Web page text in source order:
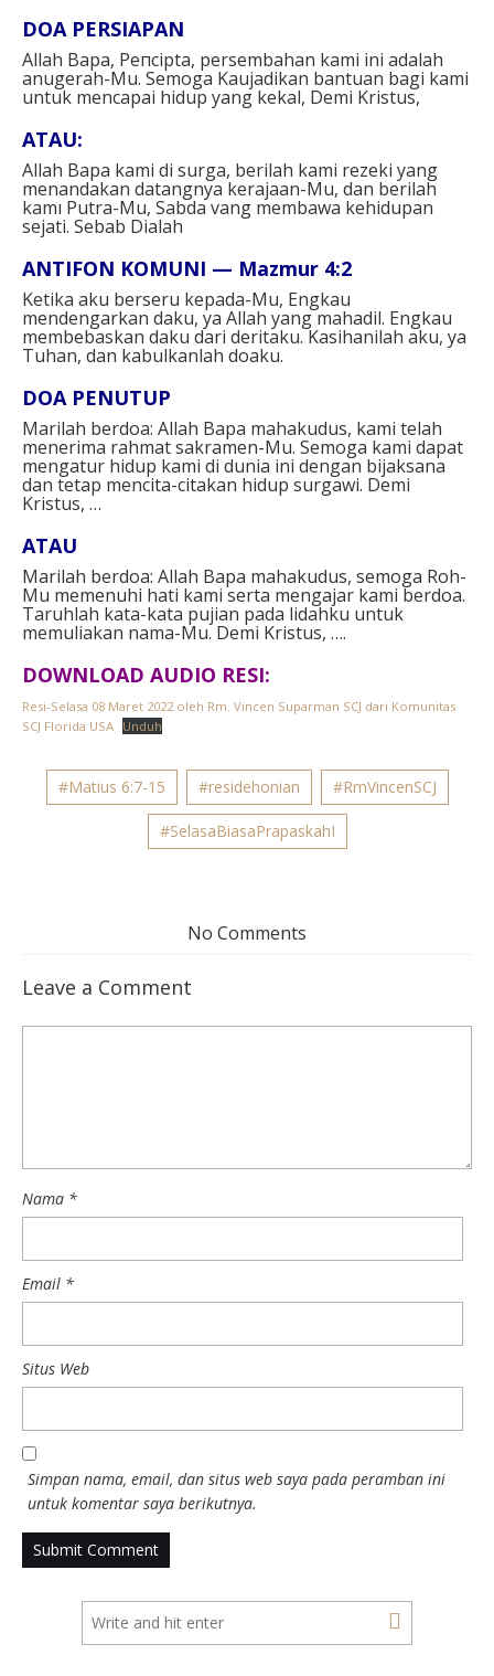
DOA PERSIAPAN⁣
Allah Bapa, Репсipta, persembahan kami ini adalah
anugerah-Mu. Semoga Kaujadikan bantuan bagi kami
untuk mencapai hidup yang kekal, Demi Kristus,⁣⁣
ATAU:⁣
Allah Bapa kami di surga, berilah kami rezeki yang
menandakan datangnya kerajaan-Mu, dan berilah
kamı Putra-Mu, Sabda vang membawa kehidupan
sejati. Sebab Dialah⁣⁣
ANTIFON KOMUNI — Mazmur 4:2⁣
Ketika aku berseru kepada-Mu, Engkau
mendengarkan daku, ya Allah yang mahadil. Engkau
membebaskan daku dari deritaku. Kasihanilah aku, ya
Tuhan, dan kabulkanlah doaku.⁣⁣
DOA PENUTUP⁣
Marilah berdoa: Allah Bapa mahakudus, kami telah
menerima rahmat sakramen-Mu. Semoga kami dapat
mengatur hidup kami di dunia ini dengan bijaksana
dan tetap mencita-citakan hidup surgawi. Demi
Kristus, …⁣⁣
ATAU⁣
Marilah berdoa: Allah Bapa mahakudus, semoga Roh-
Mu memenuhi hati kami serta mengajar kami berdoa.
Taruhlah kata-kata pujian pada lidahku untuk
memuliakan nama-Mu. Demi Kristus, ….
DOWNLOAD AUDIO RESI:
Resi-Selasa 08 Maret 2022 oleh Rm. Vincen Suparman SCJ dari Komunitas
SCJ Florida USA Unduh
#Matius 6:7-15 #residehonian #RmVincenSCJ
#SelasaBiasaPrapaskahI
No Comments
Leave a Comment
Nama *
Email *
Situs Web
Simpan nama, email, dan situs web saya pada peramban ini
untuk komentar saya berikutnya.